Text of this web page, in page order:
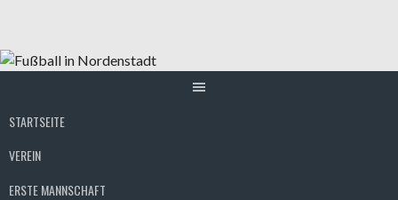
Inhalt
STARTSEITE
VEREIN
ERSTE MANNSCHAFT